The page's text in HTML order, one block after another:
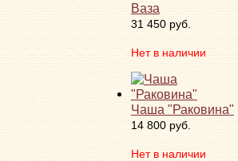
Ваза
31 450 руб.
Нет в наличии
Чаша "Раковина"
14 800 руб.
Нет в наличии